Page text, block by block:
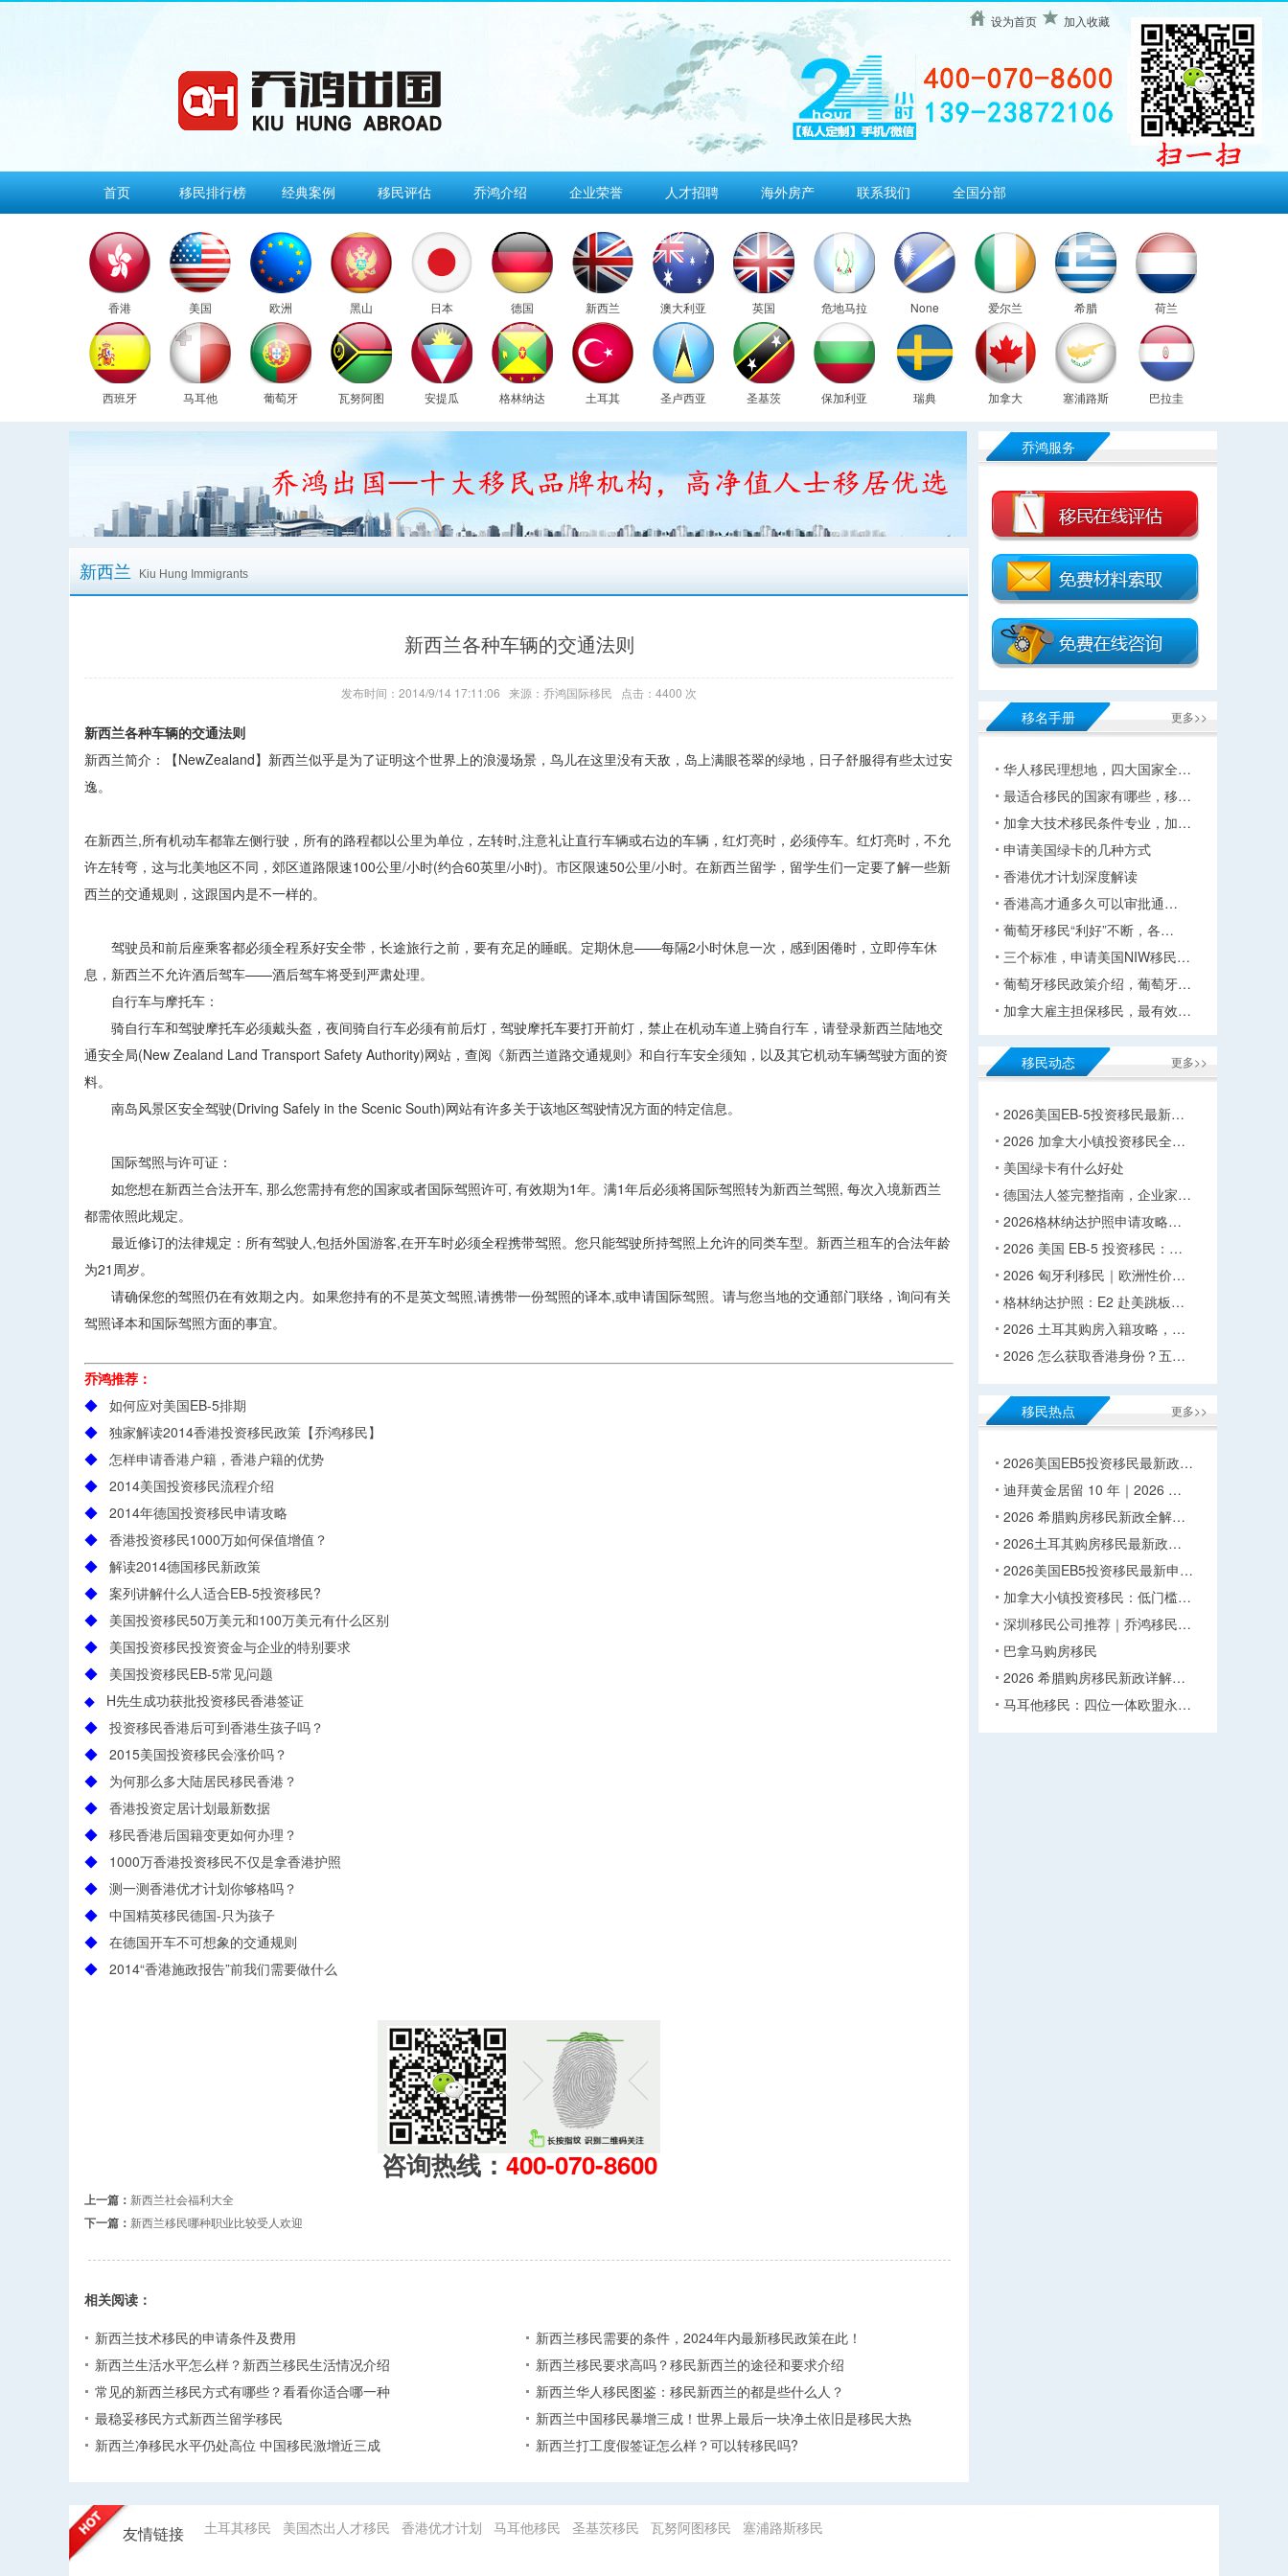
设为首页 加入收藏
首页 移民排行榜 经典案例 移民评估 乔鸿介绍 企业荣誉 人才招聘 海外房产 联系我们 全国分部
香港 美国 欧洲 黑山 日本 德国 新西兰 澳大利亚 英国 危地马拉 None 爱尔兰 希腊 荷兰
西班牙 马耳他 葡萄牙 瓦努阿图 安提瓜 格林纳达 土耳其 圣卢西亚 圣基茨 保加利亚 瑞典 加拿大 塞浦路斯 巴拉圭
新西兰 Kiu Hung Immigrants
新西兰各种车辆的交通法则
发布时间：2014/9/14 17:11:06 来源：乔鸿国际移民 点击：4400 次
新西兰各种车辆的交通法则
新西兰简介：【NewZealand】新西兰似乎是为了证明这个世界上的浪漫场景，鸟儿在这里没有天敌，岛上满眼苍翠的绿地，日子舒服得有些太过安
逸。
在新西兰,所有机动车都靠左侧行驶，所有的路程都以公里为单位，左转时,注意礼让直行车辆或右边的车辆，红灯亮时，必须停车。红灯亮时，不允
许左转弯，这与北美地区不同，郊区道路限速100公里/小时(约合60英里/小时)。市区限速50公里/小时。在新西兰留学，留学生们一定要了解一些新
西兰的交通规则，这跟国内是不一样的。
驾驶员和前后座乘客都必须全程系好安全带，长途旅行之前，要有充足的睡眠。定期休息——每隔2小时休息一次，感到困倦时，立即停车休
息，新西兰不允许酒后驾车——酒后驾车将受到严肃处理。
自行车与摩托车：
骑自行车和驾驶摩托车必须戴头盔，夜间骑自行车必须有前后灯，驾驶摩托车要打开前灯，禁止在机动车道上骑自行车，请登录新西兰陆地交
通安全局(New Zealand Land Transport Safety Authority)网站，查阅《新西兰道路交通规则》和自行车安全须知，以及其它机动车辆驾驶方面的资
料。
南岛风景区安全驾驶(Driving Safely in the Scenic South)网站有许多关于该地区驾驶情况方面的特定信息。
国际驾照与许可证：
如您想在新西兰合法开车, 那么您需持有您的国家或者国际驾照许可, 有效期为1年。满1年后必须将国际驾照转为新西兰驾照, 每次入境新西兰
都需依照此规定。
最近修订的法律规定：所有驾驶人,包括外国游客,在开车时必须全程携带驾照。您只能驾驶所持驾照上允许的同类车型。新西兰租车的合法年龄
为21周岁。
请确保您的驾照仍在有效期之内。如果您持有的不是英文驾照,请携带一份驾照的译本,或申请国际驾照。请与您当地的交通部门联络，询问有关
驾照译本和国际驾照方面的事宜。
乔鸿推荐：
◆ 如何应对美国EB-5排期
◆ 独家解读2014香港投资移民政策【乔鸿移民】
◆ 怎样申请香港户籍，香港户籍的优势
◆ 2014美国投资移民流程介绍
◆ 2014年德国投资移民申请攻略
◆ 香港投资移民1000万如何保值增值？
◆ 解读2014德国移民新政策
◆ 案列讲解什么人适合EB-5投资移民?
◆ 美国投资移民50万美元和100万美元有什么区别
◆ 美国投资移民投资资金与企业的特别要求
◆ 美国投资移民EB-5常见问题
◆ H先生成功获批投资移民香港签证
◆ 投资移民香港后可到香港生孩子吗？
◆ 2015美国投资移民会涨价吗？
◆ 为何那么多大陆居民移民香港？
◆ 香港投资定居计划最新数据
◆ 移民香港后国籍变更如何办理？
◆ 1000万香港投资移民不仅是拿香港护照
◆ 测一测香港优才计划你够格吗？
◆ 中国精英移民德国-只为孩子
◆ 在德国开车不可想象的交通规则
◆ 2014“香港施政报告”前我们需要做什么
咨询热线： 400-070-8600
上一篇： 新西兰社会福利大全
下一篇： 新西兰移民哪种职业比较受人欢迎
相关阅读：
新西兰技术移民的申请条件及费用
新西兰移民需要的条件，2024年内最新移民政策在此！
新西兰生活水平怎么样？新西兰移民生活情况介绍
新西兰移民要求高吗？移民新西兰的途径和要求介绍
常见的新西兰移民方式有哪些？看看你适合哪一种
新西兰华人移民图鉴：移民新西兰的都是些什么人？
最稳妥移民方式新西兰留学移民
新西兰中国移民暴增三成！世界上最后一块净土依旧是移民大热
新西兰净移民水平仍处高位 中国移民激增近三成
新西兰打工度假签证怎么样？可以转移民吗?
乔鸿服务
更多>>
移名手册
华人移民理想地，四大国家全…
最适合移民的国家有哪些，移…
加拿大技术移民条件专业，加…
申请美国绿卡的几种方式
香港优才计划深度解读
香港高才通多久可以审批通…
葡萄牙移民“利好”不断，各…
三个标准，申请美国NIW移民…
葡萄牙移民政策介绍，葡萄牙…
加拿大雇主担保移民，最有效…
更多>>
移民动态
2026美国EB-5投资移民最新…
2026 加拿大小镇投资移民全…
美国绿卡有什么好处
德国法人签完整指南，企业家…
2026格林纳达护照申请攻略…
2026 美国 EB-5 投资移民：…
2026 匈牙利移民｜欧洲性价…
格林纳达护照：E2 赴美跳板…
2026 土耳其购房入籍攻略，…
2026 怎么获取香港身份？五…
更多>>
移民热点
2026美国EB5投资移民最新政…
迪拜黄金居留 10 年｜2026 …
2026 希腊购房移民新政全解…
2026土耳其购房移民最新政…
2026美国EB5投资移民最新申…
加拿大小镇投资移民：低门槛…
深圳移民公司推荐｜乔鸿移民…
巴拿马购房移民
2026 希腊购房移民新政详解…
马耳他移民：四位一体欧盟永…
友情链接 土耳其移民 美国杰出人才移民 香港优才计划 马耳他移民 圣基茨移民 瓦努阿图移民 塞浦路斯移民